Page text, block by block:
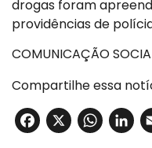
drogas foram
providências de
COMUNICAÇÃO
Compartilhe essa
X